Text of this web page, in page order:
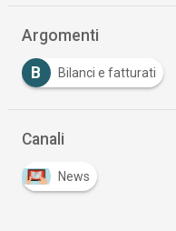
Argomenti
e fatturati C Canale
Canali
News